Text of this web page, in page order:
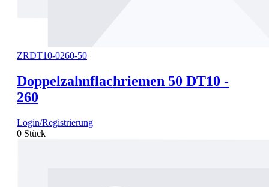
ZRDT10-0260-50
Doppelzahnflachriemen 50 DT10 -
260
Login/Registrierung
0 Stück